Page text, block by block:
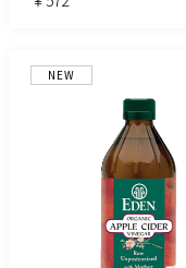
NEW